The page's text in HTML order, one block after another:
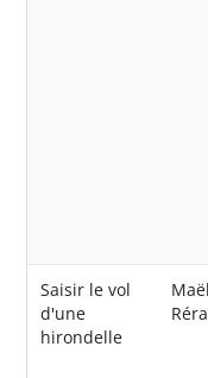
Saisir le vol
d'une
hirondelle